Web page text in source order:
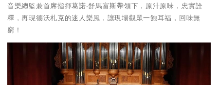
音樂總監兼首席指揮葛諾‧舒馬富斯帶領下，原汁原味，忠實詮
釋，再現德沃札克的迷人樂風，讓現場觀眾一飽耳福，回味無
窮！